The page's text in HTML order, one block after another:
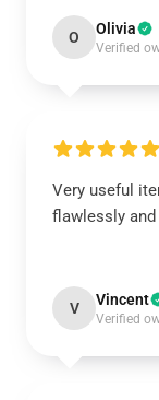
O Olivia
Verified
Very useful
flawlessly
V Vincent
Verified